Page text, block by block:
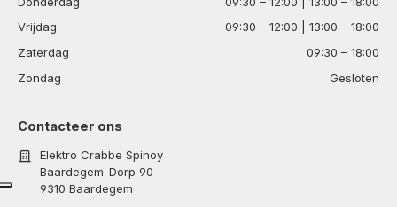
Vrijdag
09:30 – 12:00 | 13:00 – 18:00
Zaterdag
09:30 – 18:00
Zondag
Gesloten
Contacteer ons
Elektro Crabbe Spinoy
Baardegem-Dorp 90
9310 Baardegem